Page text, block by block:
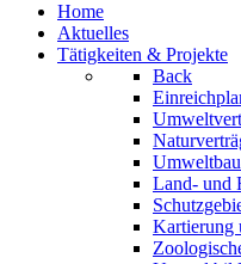
Home
Aktuelles
Tätigkeiten & Projekte
Back
Land- und
Kartierung